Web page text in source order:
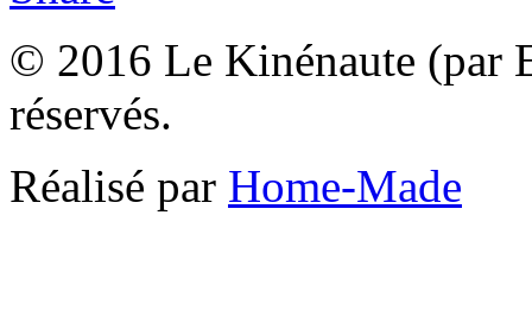
© 2016 Le Kinénaute (par
réservés.
Réalisé par Home-Made